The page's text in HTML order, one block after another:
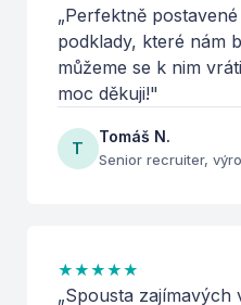
„Perfektně
podklady, které nám
můžeme se k nim
moc děkuji!"
T
Tomáš N.
Senior recruiter,
★★★★★
„Spousta zajímavých